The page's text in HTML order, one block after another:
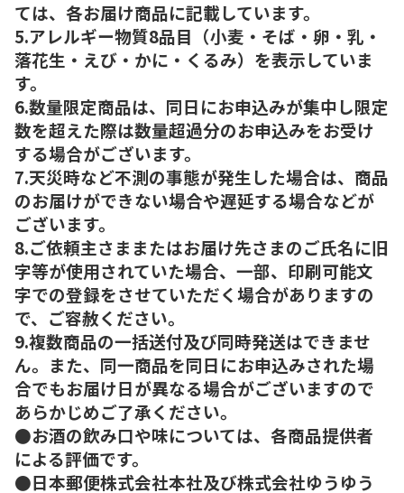
ては、各お届け商品に記載しています。
5.アレルギー物質8品目（小麦・そば・卵・乳・
落花生・えび・かに・くるみ）を表示していま
す。
6.数量限定商品は、同日にお申込みが集中し限定
数を超えた際は数量超過分のお申込みをお受け
する場合がございます。
7.天災時など不測の事態が発生した場合は、商品
のお届けができない場合や遅延する場合などが
ございます。
8.ご依頼主さままたはお届け先さまのご氏名に旧
字等が使用されていた場合、一部、印刷可能文
字での登録をさせていただく場合がありますの
で、ご容赦ください。
9.複数商品の一括送付及び同時発送はできませ
ん。また、同一商品を同日にお申込みされた場
合でもお届け日が異なる場合がございますので
あらかじめご了承ください。
●お酒の飲み口や味については、各商品提供者
による評価です。
●日本郵便株式会社本社及び株式会社ゆうゆう